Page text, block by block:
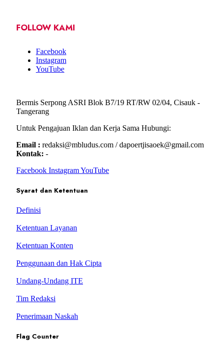
FOLLOW KAMI
Facebook
Instagram
YouTube
Bermis Serpong ASRI Blok B7/19 RT/RW 02/04, Cisauk -
Tangerang
Untuk Pengajuan Iklan dan Kerja Sama Hubungi:
Email : redaksi@mbludus.com / dapoertjisaoek@gmail.com
Kontak: -
Facebook InstagramYouTube
Syarat dan Ketentuan
Definisi
Ketentuan Layanan
Ketentuan Konten
Penggunaan dan Hak Cipta
Undang-Undang ITE
Tim Redaksi
Penerimaan Naskah
Flag Counter